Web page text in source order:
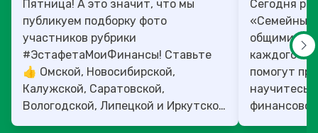
Пятница! А это значит, что мы
публикуем подборку фото
участников рубрики
#ЭстафетаМоиФинансы! Ставьте
👍 Омской, Новосибирской,
Калужской, Саратовской,
Вологодской, Липецкой и Иркутской
областям!
Сегодня
«Семейный
общими
каждого»!
помогут
научитесь: